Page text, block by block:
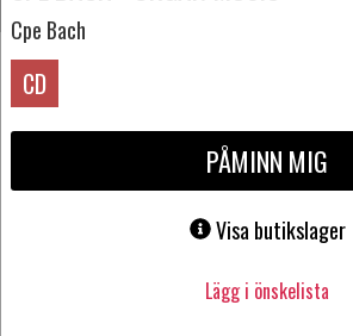
Cpe Bach
CD
PÅMINN MIG
Visa butikslager
Lägg i önskelista